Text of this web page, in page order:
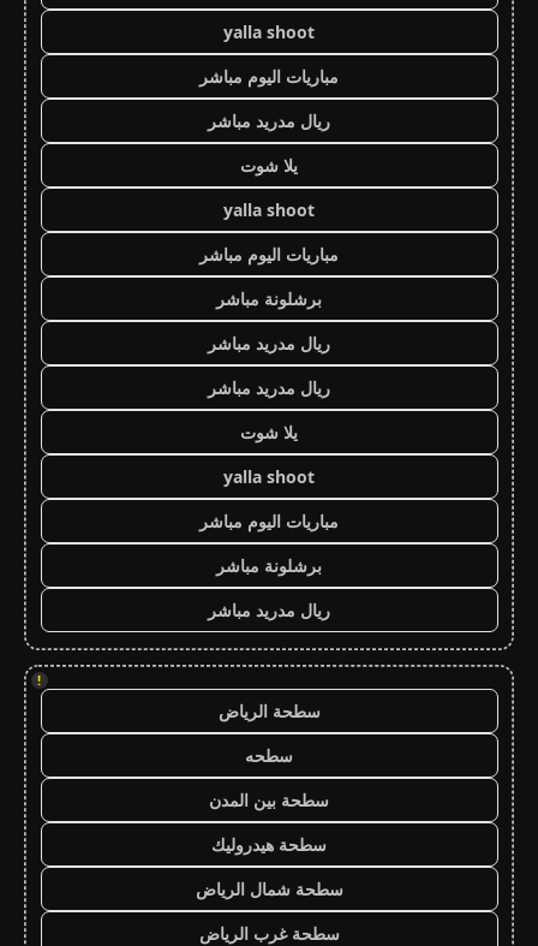
yalla shoot
مباريات اليوم مباشر
ريال مدريد مباشر
يلا شوت
yalla shoot
مباريات اليوم مباشر
برشلونة مباشر
ريال مدريد مباشر
ريال مدريد مباشر
يلا شوت
yalla shoot
مباريات اليوم مباشر
برشلونة مباشر
ريال مدريد مباشر
!
سطحة الرياض
سطحه
سطحة بين المدن
سطحة هيدروليك
سطحة شمال الرياض
سطحة غرب الرياض